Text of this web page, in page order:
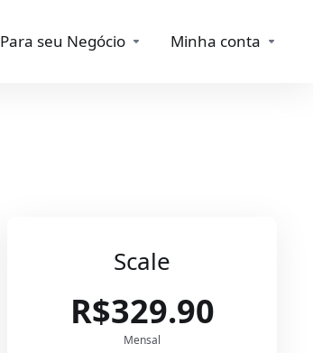
Para seu Negócio Minha conta
Scale
R$329.90
Mensal